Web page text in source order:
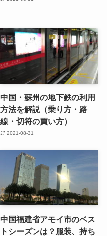
中国・蘇州の地下鉄の利用
方法を解説（乗り方・路
線・切符の買い方）
2021-08-31
中国福建省アモイ市のベス
トシーズンは？服装、持ち